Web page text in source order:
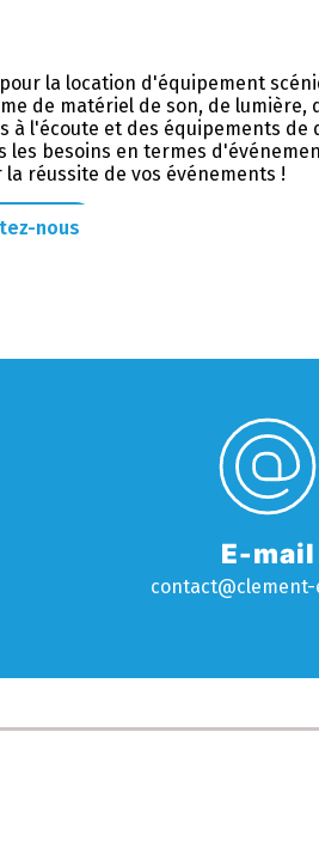
la location d'équipement
de matériel de son, de lumière,
à l'écoute et des équipements de
besoins en termes
la réussite de vos événements !
nous
E-mail